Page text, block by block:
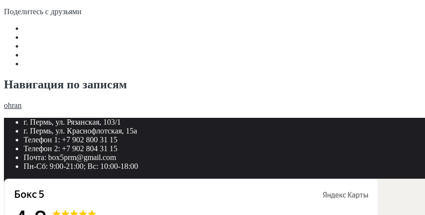
Поделитесь с друзьями
Навигация по записям
ohran
г. Пермь, ул. Рязанская, 103/1
г. Пермь, ул. Краснофлотская, 15а
Телефон 1: +7 902 800 31 15
Телефон 2: +7 902 804 31 15
Почта: box5prm@gmail.com
Пн-Сб: 9:00-21:00; Вс: 10:00-18:00